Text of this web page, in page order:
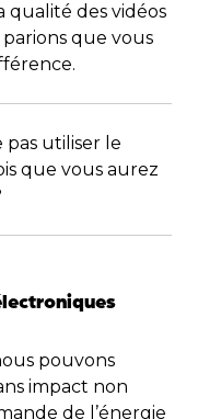
qualité des vidéos
que vous
utiliser le
que vous aurez
pouvons
impact non
de l’énergie